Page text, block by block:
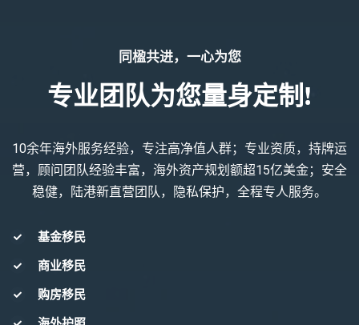
同楹共进，一心为您
专业团队为您量身定制!
10余年海外服务经验，专注高净值人群；专业资质，持牌运
营，顾问团队经验丰富，海外资产规划额超15亿美金；安全
稳健，陆港新直营团队，隐私保护，全程专人服务。
基金移民
商业移民
购房移民